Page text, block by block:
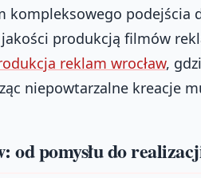
kompleksowego podejścia
produkcją filmów
reklam wrocław,
niepowtarzalne kreacje
od pomysłu do